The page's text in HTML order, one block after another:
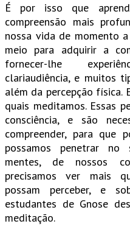
É por isso que
compreensão mais
nossa vida de momento
meio para adquirir a
fornecer-lhe
clariaudiência, e muitos
além da percepção física.
quais meditamos. Essas
consciência, e são
compreender, para que
possamos penetrar
mentes, de nossos
precisamos ver mais
possam perceber, e
estudantes de Gnose
meditação.